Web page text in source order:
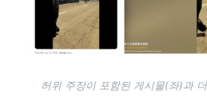
허위 주장이 포함된 게시물(좌)과